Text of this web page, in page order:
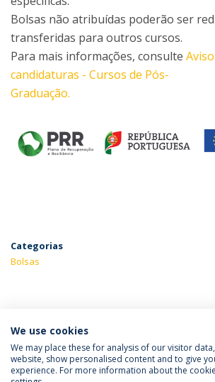
Bolsas não atribuídas poderão ser
transferidas para outros cursos.
Para mais informações, consulte
candidaturas - Cursos de Pós-
Graduação.
Categorias
Bolsas
ÚLTIMAS NOTÍCIAS
Política de Privacidade Termos &
We use cookies
We may place these for analysis of our visitor
website, show personalised content and to give
experience. For more information about the